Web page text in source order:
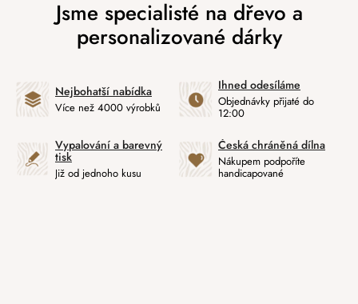
Nejbohatší nabídka
Více než 4000 výrobků
Ihned odesíláme
Objednávky přijaté do
12:00
Vypalování a barevný
tisk
Již od jednoho kusu
Česká chráněná dílna
Nákupem podpoříte
handicapované